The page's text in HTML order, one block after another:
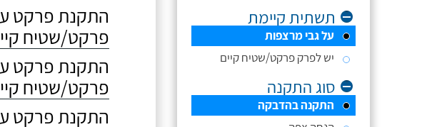
תשתית קיימת
על גבי מרצפות
יש לפרק פרקט/שטיח קיים
סוג התקנה
התקנה בהדבקה
התקנת פרקט
פרקט/שטיח
התקנת פרקט
פרקט/שטיח
התקנת פרקט